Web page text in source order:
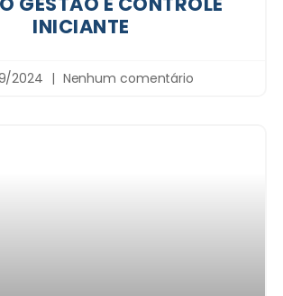
INICIANTE
2024 Nenhum comentário